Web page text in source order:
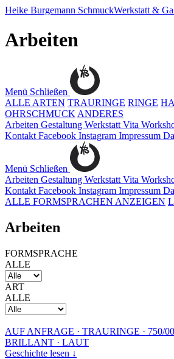
Heike Burgemann SchmuckWerkstatt &
Arbeiten
Menü Schließen
ALLE ARTEN TRAURINGE RINGE
OHRSCHMUCK ANDERES
Arbeiten Gestaltung Werkstatt Vita
Kontakt Facebook Instagram Impressum
Menü Schließen
Arbeiten Gestaltung Werkstatt Vita
Kontakt Facebook Instagram Impressum
ALLE FORMSPRACHEN ANZEIGEN
Arbeiten
FORMSPRACHE
ALLE
ART
ALLE
AUF ANFRAGE · TRAURINGE · 750/
BRILLANT · LAUT
Geschichte lesen ↓